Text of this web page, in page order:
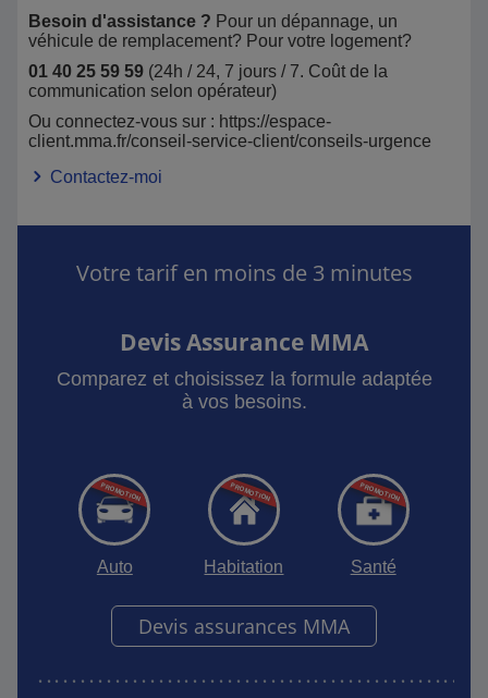
Besoin d'assistance ? Pour un dépannage, un
véhicule de remplacement? Pour votre logement?
01 40 25 59 59 (24h / 24, 7 jours / 7. Coût de la
communication selon opérateur)
Ou connectez-vous sur : https://espace-
client.mma.fr/conseil-service-client/conseils-urgence
Contactez-moi
Votre tarif en moins de 3 minutes
Devis Assurance MMA
Comparez et choisissez la formule adaptée
à vos besoins.
Auto Habitation Santé
Devis assurances MMA